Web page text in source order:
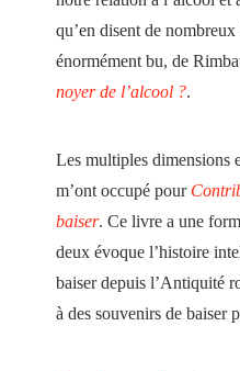
qu’en disent de
énormément bu, de
noyer de l’alcool ?.
Les multiples dimensions
m’ont occupé pour
baiser. Ce livre a une
deux évoque l’histoire
baiser depuis l’Antiquité
à des souvenirs de baiser